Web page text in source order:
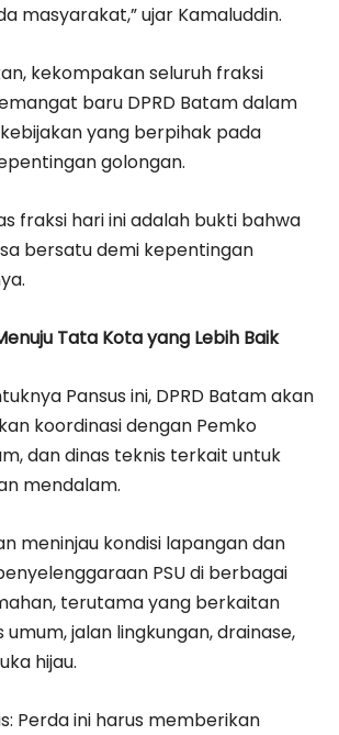
masyarakat,” ujar Kamaluddin.
kekompakan seluruh fraksi
baru DPRD Batam dalam
yang berpihak pada
golongan.
fraksi hari ini adalah bukti bahwa
bersatu demi kepentingan
Tata Kota yang Lebih Baik
Pansus ini, DPRD Batam akan
koordinasi dengan Pemko
dan dinas teknis terkait untuk
mendalam.
meninjau kondisi lapangan dan
PSU di berbagai
terutama yang berkaitan
jalan lingkungan, drainase,
hijau.
Perda ini harus memberikan